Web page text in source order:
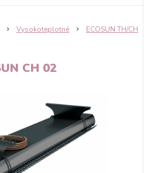
Vysokoteplotné
ECOSUN TH/CH
CH 02